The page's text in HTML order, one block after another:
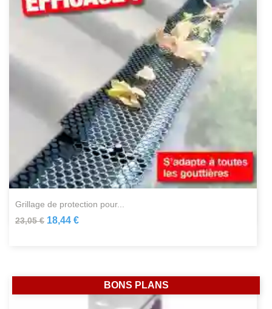
grillage de protection pour...
23,05 € 18,44 €
BONS PLANS